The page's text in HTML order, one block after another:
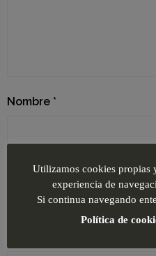
Nombre *
Correo electrónico*
Utilizamos cookies propias
experiencia de
Si continua navegando
Política de